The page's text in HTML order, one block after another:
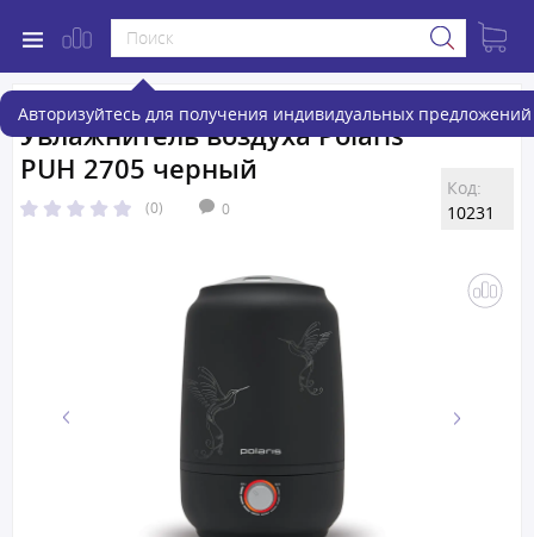
Авторизуйтесь для получения индивидуальных предложений
Увлажнитель воздуха Polaris
PUH 2705 черный
(0) 0
Код:
10231